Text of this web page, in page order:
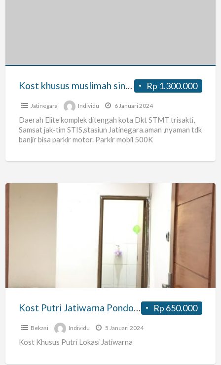
Rp 1.300.000
Kost khusus muslimah single (otista 3)
Jatinegara Individu 6 Januari 2024
Daerah Elite komplek ditengah kota Dkt STMT trisakti,
Samsat jak-tim STIS,stasiun Jatinegara.aman ,nyaman tdk
banjir bisa parkir motor. Parkir mobil 500K
Murah
dan
Rp 650.000
Kost Putri Jatiwarna Pondok Gede Murah dan Nyaman
Bekasi Individu 5 Januari 2024
Kost Khusus Putri Lokasi Jatiwarna